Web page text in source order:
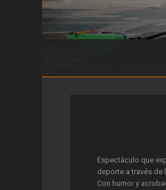
Espectáculo que
deporte a través de
Con humor y